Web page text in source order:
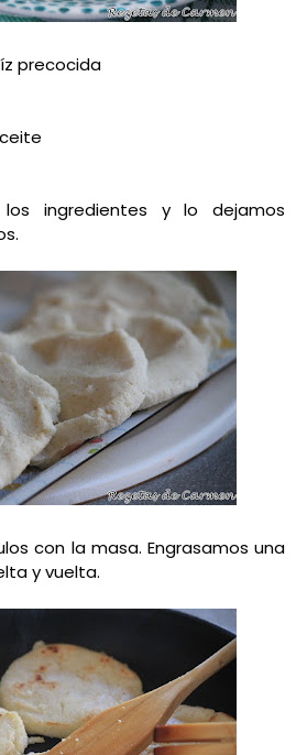
precocida
los ingredientes y lo dejamos
con la masa. Engrasamos una
y vuelta.